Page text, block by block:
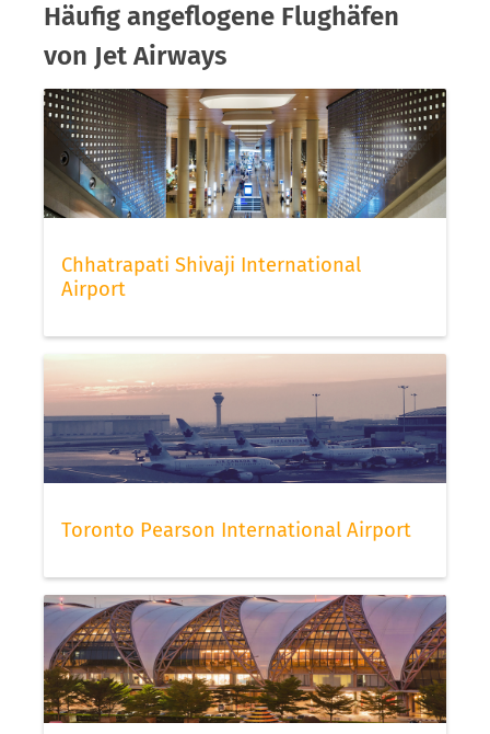
Häufig angeflogene Flughäfen
von Jet Airways
Chhatrapati Shivaji International
Airport
Toronto Pearson International Airport